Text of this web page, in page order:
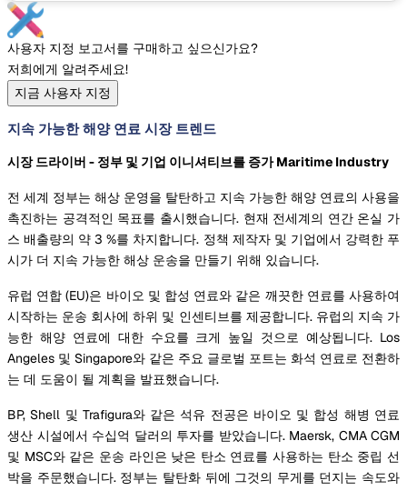
사용자 지정 보고서를 구매하고 싶으신가요?
저희에게 알려주세요!
지금 사용자 지정
지속 가능한 해양 연료 시장 트렌드
시장 드라이버 - 정부 및 기업 이니셔티브를 증가 Maritime Industry
전 세계 정부는 해상 운영을 탈탄하고 지속 가능한 해양 연료의 사용을
촉진하는 공격적인 목표를 출시했습니다. 현재 전세계의 연간 온실 가
스 배출량의 약 3 %를 차지합니다. 정책 제작자 및 기업에서 강력한 푸
시가 더 지속 가능한 해상 운송을 만들기 위해 있습니다.
유럽 연합 (EU)은 바이오 및 합성 연료와 같은 깨끗한 연료를 사용하여
시작하는 운송 회사에 하위 및 인센티브를 제공합니다. 유럽의 지속 가
능한 해양 연료에 대한 수요를 크게 높일 것으로 예상됩니다. Los
Angeles 및 Singapore와 같은 주요 글로벌 포트는 화석 연료로 전환하
는 데 도움이 될 계획을 발표했습니다.
BP, Shell 및 Trafigura와 같은 석유 전공은 바이오 및 합성 해병 연료
생산 시설에서 수십억 달러의 투자를 받았습니다. Maersk, CMA CGM
및 MSC와 같은 운송 라인은 낮은 탄소 연료를 사용하는 탄소 중립 선
박을 주문했습니다. 정부는 탈탄화 뒤에 그것의 무게를 던지는 속도와